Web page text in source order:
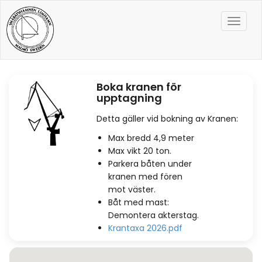
Toggle
Boka kranen för
upptagning
Detta gäller vid bokning av Kranen:
Max bredd 4,9 meter
Max vikt 20 ton.
Parkera båten under
kranen med fören
mot väster.
Båt med mast:
Demontera akterstag.
Krantaxa 2026.pdf